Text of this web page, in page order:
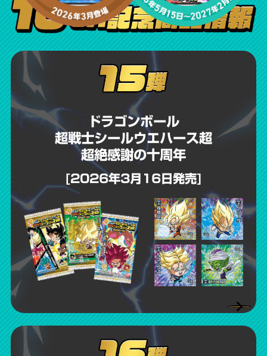
ドラゴンボール
超戦士シールウエハース超
超絶感謝の十周年
[2026年3月16日発売]